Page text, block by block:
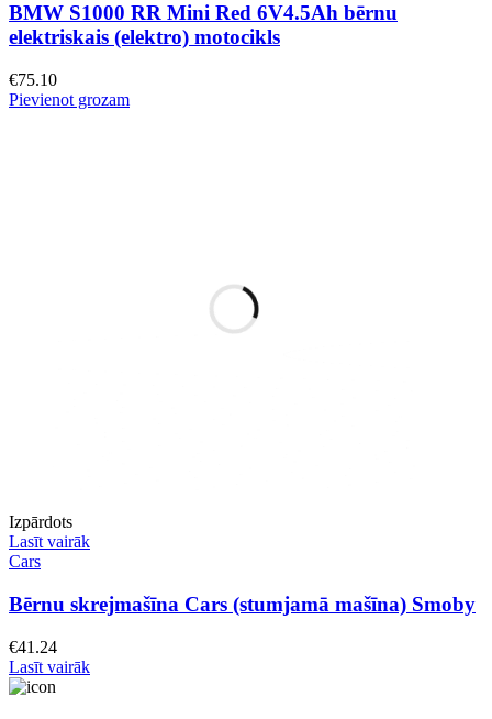
BMW S1000 RR Mini Red 6V4.5Ah bērnu
elektriskais (elektro) motocikls
€75.10
Pievienot grozam
Izpārdots
Lasīt vairāk
Cars
Bērnu skrejmašīna Cars (stumjamā mašīna) Smoby
€41.24
Lasīt vairāk